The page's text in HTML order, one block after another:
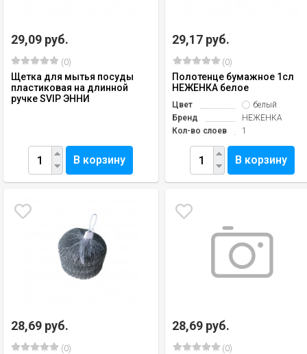
29,09 руб.
(0)
Щетка для мытья посуды
пластиковая на длинной
ручке SVIP ЭННИ
В корзину
29,17 руб.
(0)
Полотенце бумажное 1сл
НЕЖЕНКА белое
Цвет
белый
Бренд
НЕЖЕНКА
Кол-во слоев
1
В корзину
28,69 руб.
(0)
28,69 руб.
(0)